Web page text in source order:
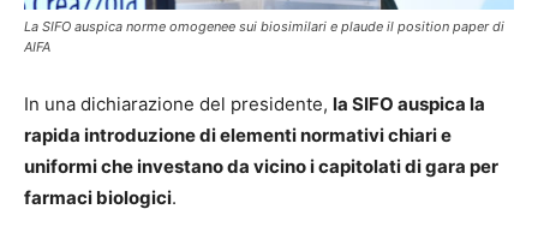
La SIFO auspica norme omogenee sui biosimilari e plaude il position paper di
AIFA
In una dichiarazione del presidente, la SIFO auspica la
rapida introduzione di elementi normativi chiari e
uniformi che investano da vicino i capitolati di gara per
farmaci biologici.